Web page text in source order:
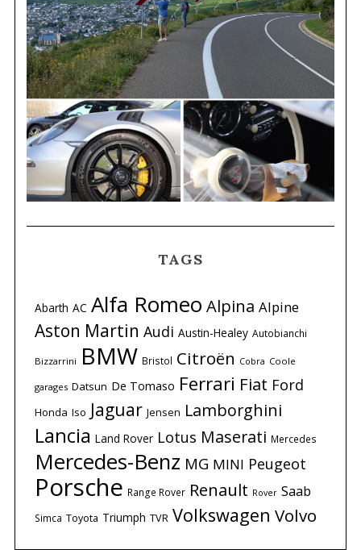
TAGS
Abarth AC Alfa Romeo Alpina Alpine
Aston Martin Audi Austin-Healey Autobianchi
Bizzarrini BMW Bristol Citroën Cobra Coole
garages Datsun De Tomaso Ferrari Fiat Ford
Honda Iso Jaguar Jensen Lamborghini
Lancia Land Rover Lotus Maserati Mercedes
Mercedes-Benz MG MINI Peugeot
Porsche Range Rover Renault Rover Saab
Simca Toyota Triumph TVR Volkswagen Volvo